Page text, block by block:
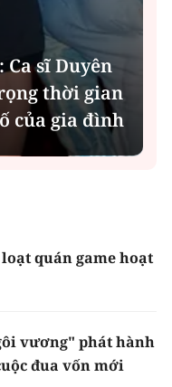
sĩ Duyên
thời gian
của gia đình
quán game hoạt
vương" phát hành
đua vốn mới